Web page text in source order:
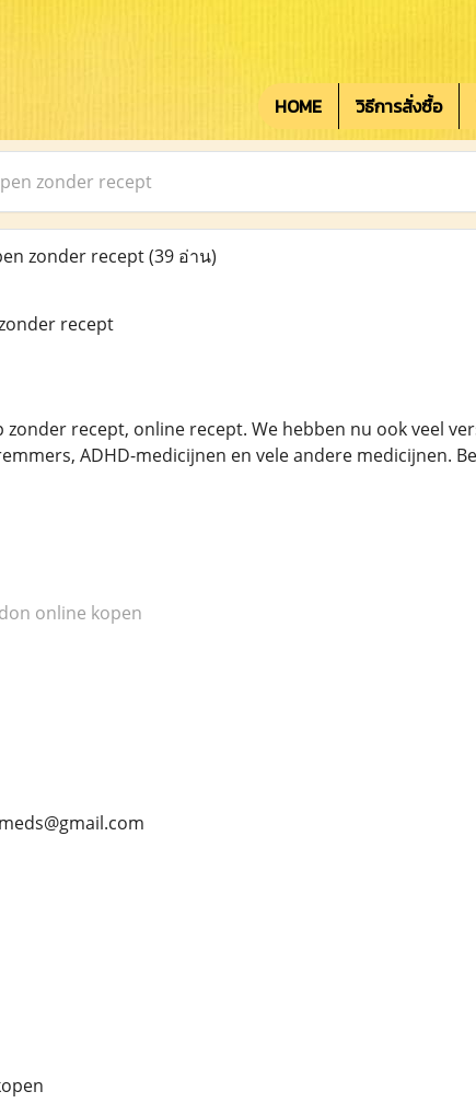
HOME วิธีการสั่งซื้อ
zonder recept
zonder recept(39 อ่าน)
recept
zonder recept, online recept. We hebben nu ook veel
ADHD-medicijnen en vele andere medicijnen.
online kopen